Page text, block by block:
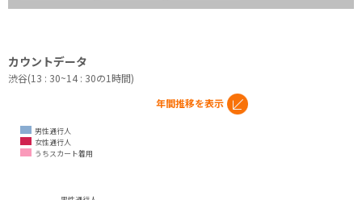
カウントデータ
渋谷(13 : 30~14 : 30の1時間)
男性通行人
女性通行人
うちスカート着用
年間推移を表示